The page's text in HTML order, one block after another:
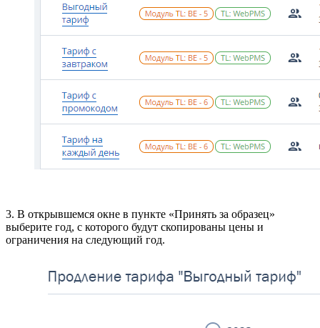
3. В открывшемся окне в пункте «Принять за образец»
выберите год, с которого будут скопированы цены и
ограничения на следующий год.